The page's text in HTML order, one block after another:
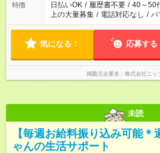
特徴 日払いOK / 履歴書不要 / 40～50
上の大量募集 / 電話対応なし / パ
気になる！ 応募する
掲載元企業名 株式会社ニッ
未読
【毎週お給料振り込み可能＊
ゃんの生活サポート